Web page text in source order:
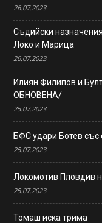
26.07.2023
Съдийски
Локо и Марица
26.07.2023
Илиян Филипов и
ОБНОВЕНА/
25.07.2023
БФС удари Ботев със
25.07.2023
Локомотив Пловдив
25.07.2023
Томаш иска трима